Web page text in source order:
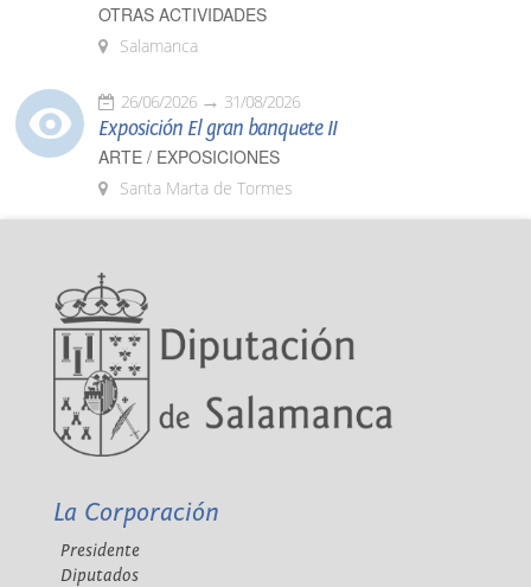
OTRAS ACTIVIDADES
Salamanca
26/06/2026 31/08/2026
Exposición El gran banquete II
ARTE / EXPOSICIONES
Santa Marta de Tormes
La Corporación
Presidente
Diputados